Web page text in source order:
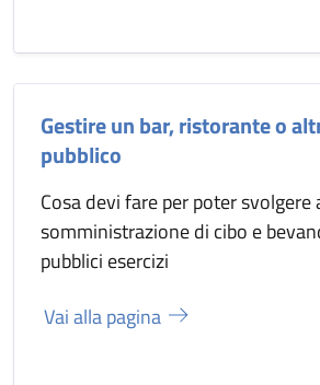
Gestire un bar, ristorante o
pubblico
Cosa devi fare per poter
somministrazione di cibo e
pubblici esercizi
Vai alla pagina